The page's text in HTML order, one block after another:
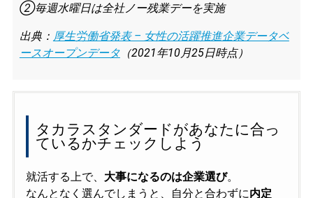
②毎週水曜日は全社ノー残業デーを実施
出典： 厚生労働省発表 – 女性の活躍推進企業データベ
ースオープンデータ（2021年10月25日時点）
タカラスタンダードがあなたに合っ
ているかチェックしよう
就活する上で、 大事になるのは企業選び。
なんとなく選んでしまうと、自分と合わずに内定